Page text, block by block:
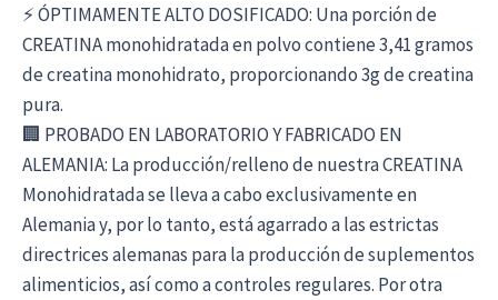
⚡ ÓPTIMAMENTE ALTO DOSIFICADO: Una porción de
CREATINA monohidratada en polvo contiene 3,41 gramos
de creatina monohidrato, proporcionando 3g de creatina
pura.
🏢 PROBADO EN LABORATORIO Y FABRICADO EN
ALEMANIA: La producción/relleno de nuestra CREATINA
Monohidratada se lleva a cabo exclusivamente en
Alemania y, por lo tanto, está agarrado a las estrictas
directrices alemanas para la producción de suplementos
alimenticios, así como a controles regulares. Por otra